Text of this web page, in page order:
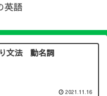
英語
文法 動名詞
2021.11.16